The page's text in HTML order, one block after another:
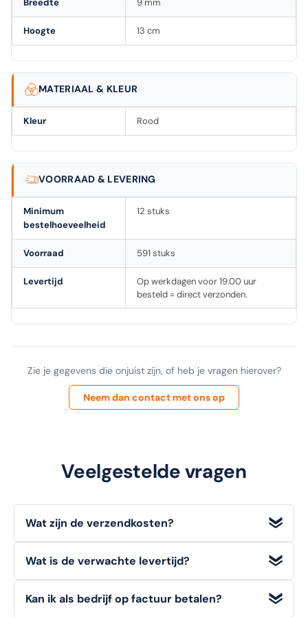
Hoogte 13 cm
MATERIAAL & KLEUR
Kleur Rood
VOORRAAD & LEVERING
Minimum
bestelhoeveelheid
12 stuks
Voorraad 591 stuks
Levertijd
Op werkdagen voor 19.00 uur
besteld = direct verzonden.
Zie je gegevens die onjuist zijn, of heb je vragen hierover?
Neem dan contact met ons op
Veelgestelde vragen
Wat zijn de verzendkosten?
orderwaardevanaf €100 (excl. BTW)
. Voor bestellingen
onder dit bedrag geldt een standaard verzendtarief van
€6,95.
Wat is de verwachte levertijd?
doorgaans de volgende werkdagal in huis.
Kan ik als bedrijf op factuur betalen?